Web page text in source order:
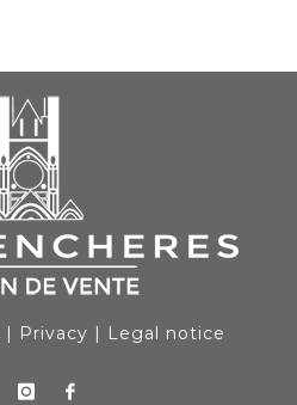
| Privacy | Legal notice